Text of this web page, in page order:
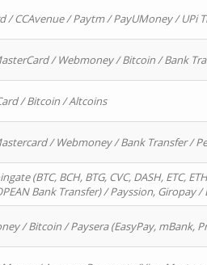
/ CCAvenue / Paytm / PayUMoney / UPi
/ Webmoney / Bitcoin / Bank
/ Bitcoin / Altcoins
/ Webmoney / Bank Transfer /
(BTC, BCH, BTG, CVC, DASH, ETC,
Bank Transfer) / Payssion, Giropay
/ Bitcoin / Paysera (EasyPay, mBank,